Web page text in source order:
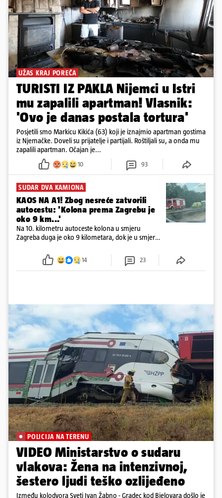
UŽAS KRAJ POREČA
TURISTI IZ PAKLA Nijemci u Istri
mu zapalili apartman! Vlasnik:
'Ovo je danas postala tortura'
Posjetili smo Markicu Kikića (63) koji je iznajmio apartman gostima
iz Njemačke. Doveli su prijatelje i partijali. Roštiljali su, a onda mu
zapalili apartman. Očajan je...
10 93
SUDAR DVA KAMIONA
KAOS NA A1! Zbog nesreće zatvorili
autocestu: 'Kolona prema Zagrebu je
oko 9 km...'
Na 10. kilometru autoceste kolona u smjeru
Zagreba duga je oko 9 kilometara, dok je u smjeru
14 23
POLICIJA NA TERENU
VIDEO Ministarstvo o sudaru
vlakova: Žena na intenzivnoj,
šestero ljudi teško ozlijeđeno
Između kolodvora Sveti Ivan Žabno - Gradec kod Bjelovara došlo je